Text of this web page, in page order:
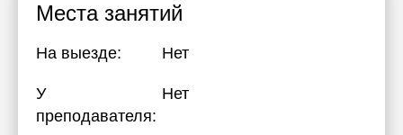
Места занятий
На выезде: Нет
У
преподавателя:
Нет